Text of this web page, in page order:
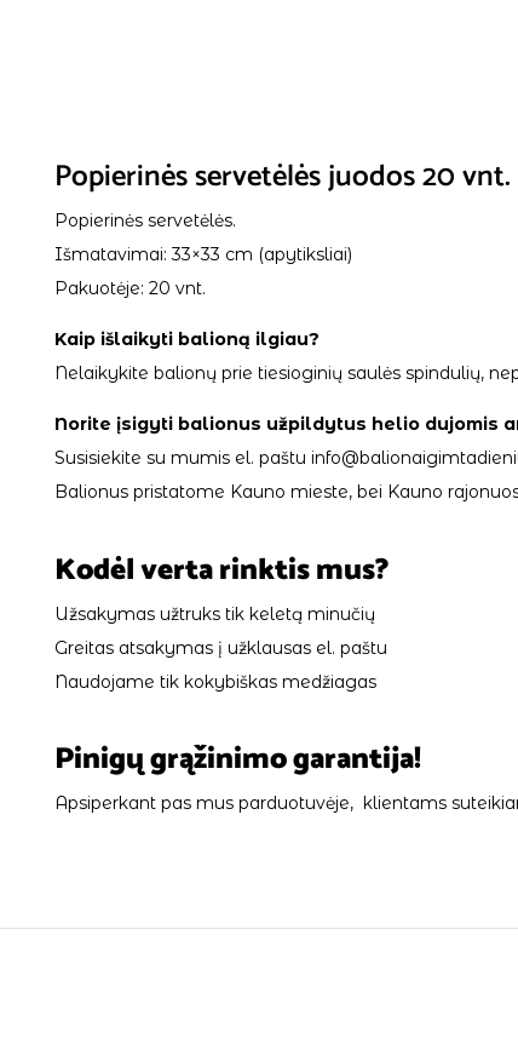
Popierinės servetėlės juodos 20 vnt.
Popierinės servetėlės.
Išmatavimai: 33×33 cm (apytiksliai)
Pakuotėje: 20 vnt.
Kaip išlaikyti balioną ilgiau?
Nelaikykite balionų prie tiesioginių saulės spindulių,
Norite įsigyti balionus užpildytus helio dujomis
Susisiekite su mumis el. paštu
Balionus pristatome Kauno mieste, bei Kauno
Kodėl verta rinktis mus?
Užsakymas užtruks tik keletą minučių
Greitas atsakymas į užklausas el. paštu
Naudojame tik kokybiškas medžiagas
Pinigų grąžinimo garantija!
Apsiperkant pas mus parduotuvėje, klientams